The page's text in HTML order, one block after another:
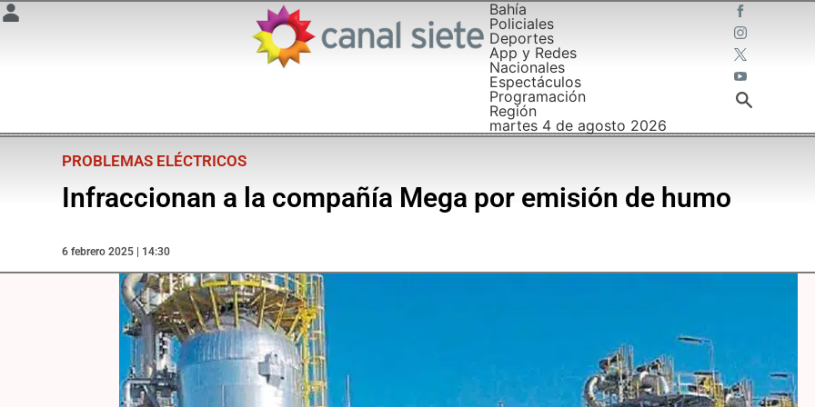
Bahía
Policiales
Deportes
App y Redes
Nacionales
Espectáculos
Programación
Región
martes 4 de agosto 2026
PROBLEMAS ELÉCTRICOS
Infraccionan a la compañía Mega por emisión de humo
6 febrero 2025 | 14:30